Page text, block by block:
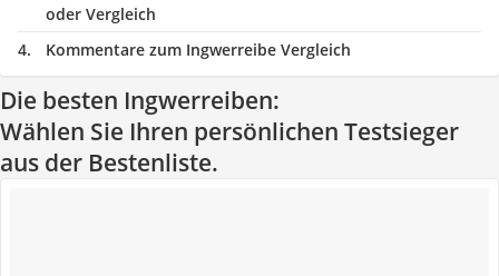
oder Vergleich
Kommentare zum Ingwerreibe Vergleich
Die besten Ingwerreiben:
Wählen Sie Ihren persönlichen Testsieger
aus der Bestenliste.